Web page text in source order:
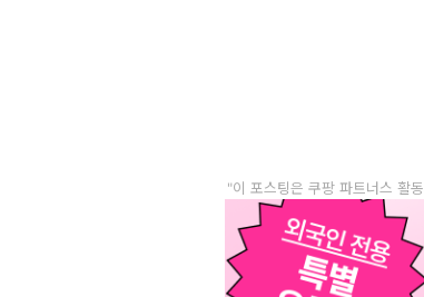
"이 포스팅은 쿠팡 파트너스 활